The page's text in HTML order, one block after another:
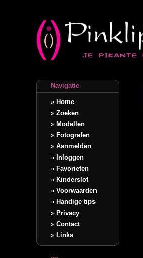
Navigatie
» Home
» Zoeken
» Modellen
» Fotografen
» Aanmelden
» Inloggen
» Favorieten
» Kinderslot
» Voorwaarden
» Handige tips
» Privacy
» Contact
» Links